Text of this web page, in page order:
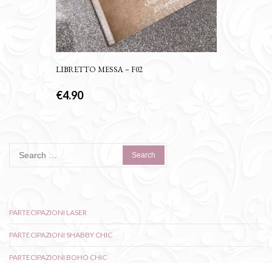
LIBRETTO MESSA – F02
€4.90
for:
PARTECIPAZIONI LASER
PARTECIPAZIONI SHABBY CHIC
PARTECIPAZIONI BOHO CHIC